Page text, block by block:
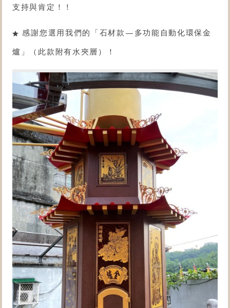
支持與肯定！！
感謝您選用我們的「石材款 — 多功能自動化環保金
爐 」（此款附有水夾層）！